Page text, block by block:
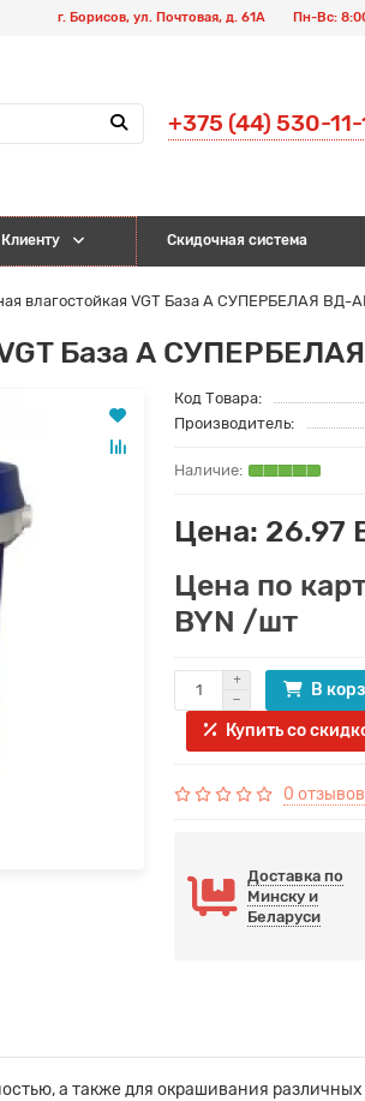
г. Борисов, ул. Почтовая, д. 61А Пн-Вс:
+375 (44) 530-11-
Клиенту Скидочная система
влагостойкая VGT База А СУПЕРБЕЛАЯ ВД-
База А
Код Товара:
Производитель:
Цена: 26.97
Цена по
BYN /шт
В
Купить со
0 отзывов
Доставка по
Минску и
Беларуси
а также для окрашивания различных